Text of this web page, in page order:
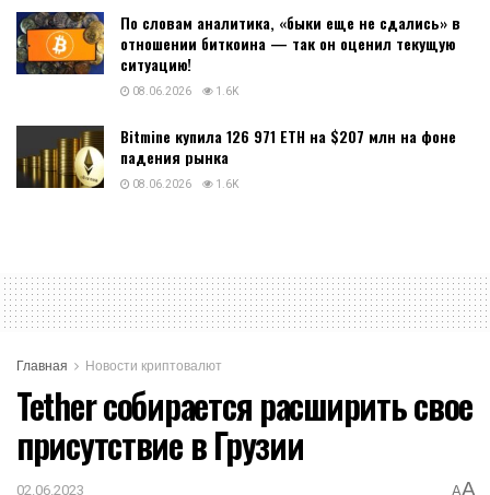
По словам аналитика, «быки еще не сдались» в
отношении биткоина — так он оценил текущую
ситуацию!
08.06.2026 1.6K
Bitmine купила 126 971 ETH на $207 млн на фоне
падения рынка
08.06.2026 1.6K
Главная Новости криптовалют
Tether собирается расширить свое
присутствие в Грузии
02.06.2023 AA